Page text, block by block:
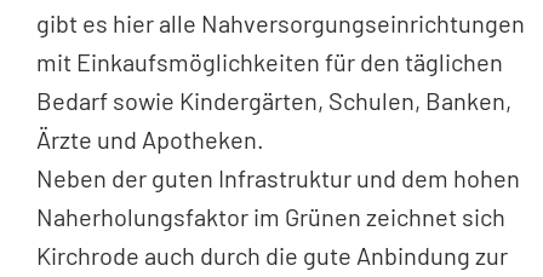
gibt es hier alle Nahversorgungseinrichtungen
mit Einkaufsmöglichkeiten für den täglichen
Bedarf sowie Kindergärten, Schulen, Banken,
Ärzte und Apotheken.
Neben der guten Infrastruktur und dem hohen
Naherholungsfaktor im Grünen zeichnet sich
Kirchrode auch durch die gute Anbindung zur